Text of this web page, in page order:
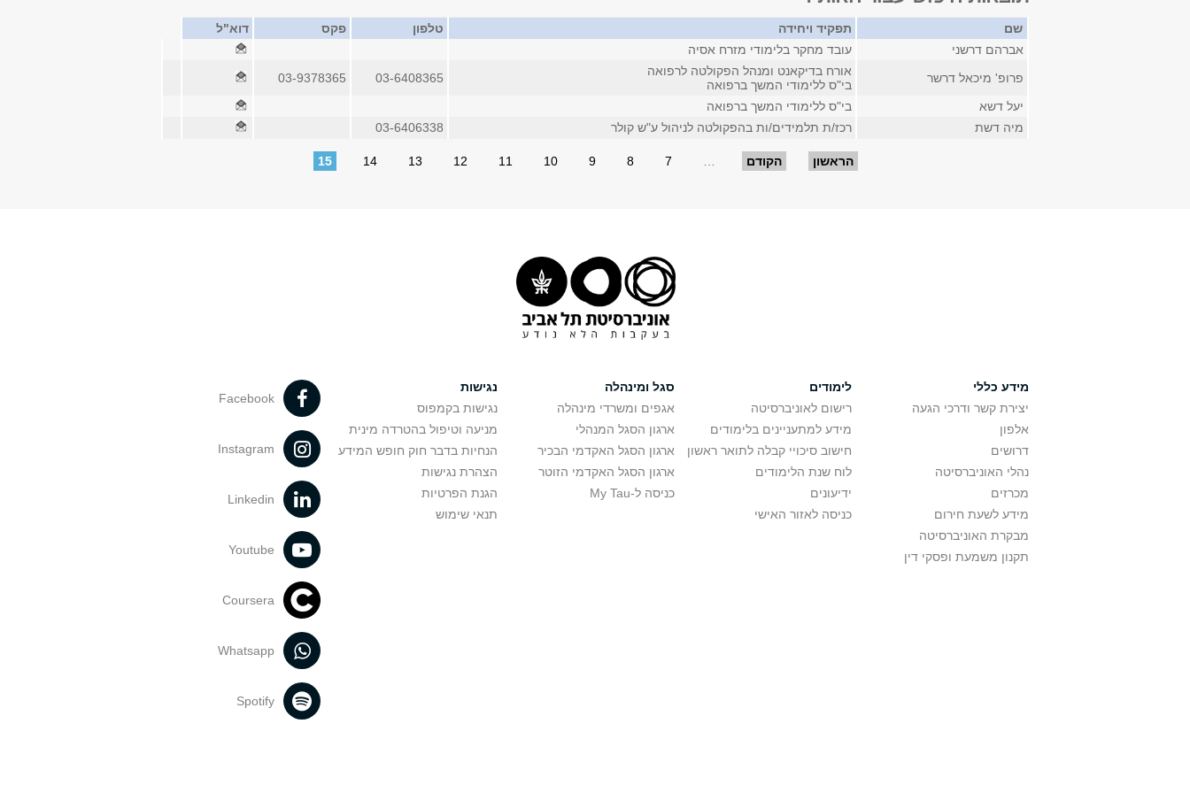
שם תפקיד ויחידה טלפון פקס
דוא"ל
אברהם דרשני
עובד מחקר בלימודי מזרח אסיה
פרופ' מיכאל דרשר
אורח בדיקאנט ומנהל הפקולטה לרפואה
בי"ס ללימודי המשך ברפואה
03-6408365
03-9378365
יעל דשא
בי"ס ללימודי המשך ברפואה
מיה דשת
רכז/ת תלמידים/ות בהפקולטה לניהול ע"ש קולר 03-6406338
הראשון הקודם 7
8
9
10
11
12
13
14
15
מידע כללי
יצירת קשר ודרכי הגעה
אלפון
דרושים
נהלי האוניברסיטה
מכרזים
מידע לשעת חירום
מבקרת האוניברסיטה
תקנון משמעת ופסקי דין
לימודים
רישום לאוניברסיטה
מידע למתעניינים בלימודים
חישוב סיכויי קבלה לתואר ראשון
לוח שנת הלימודים
ידיעונים
כניסה לאזור האישי
סגל ומינהלה
אגפים ומשרדי מינהלה
ארגון הסגל המנהלי
ארגון הסגל האקדמי הבכיר
ארגון הסגל האקדמי הזוטר
כניסה ל-My Tau
נגישות
נגישות בקמפוס
מניעה וטיפול בהטרדה מינית
הנחיות בדבר חוק חופש המידע
הצהרת נגישות
הגנת הפרטיות
תנאי שימוש
Facebook
Instagram
Linkedin
Youtube
Coursera
Whatsapp
Spotify